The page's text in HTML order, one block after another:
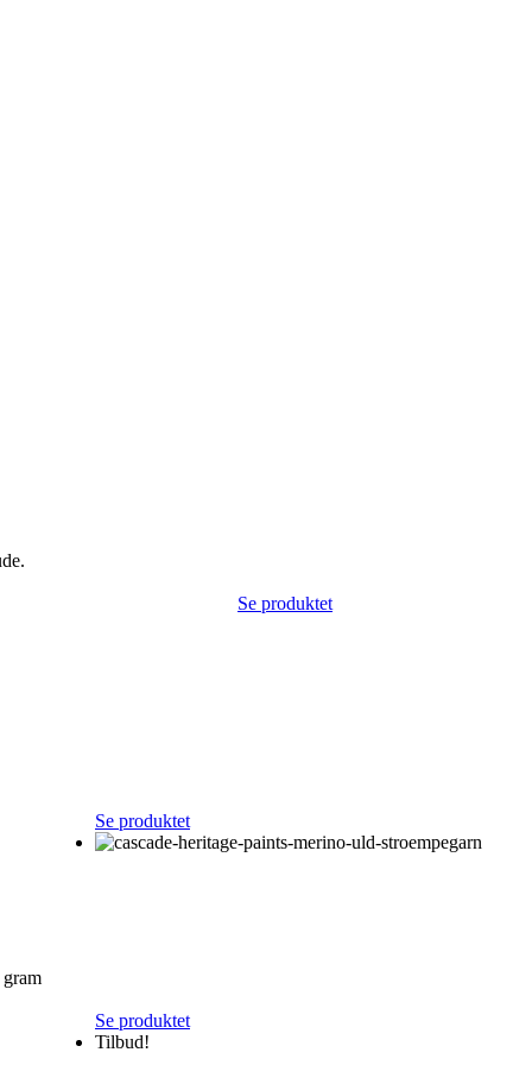
Se produktet
Se produktet
Se produktet
Tilbud!